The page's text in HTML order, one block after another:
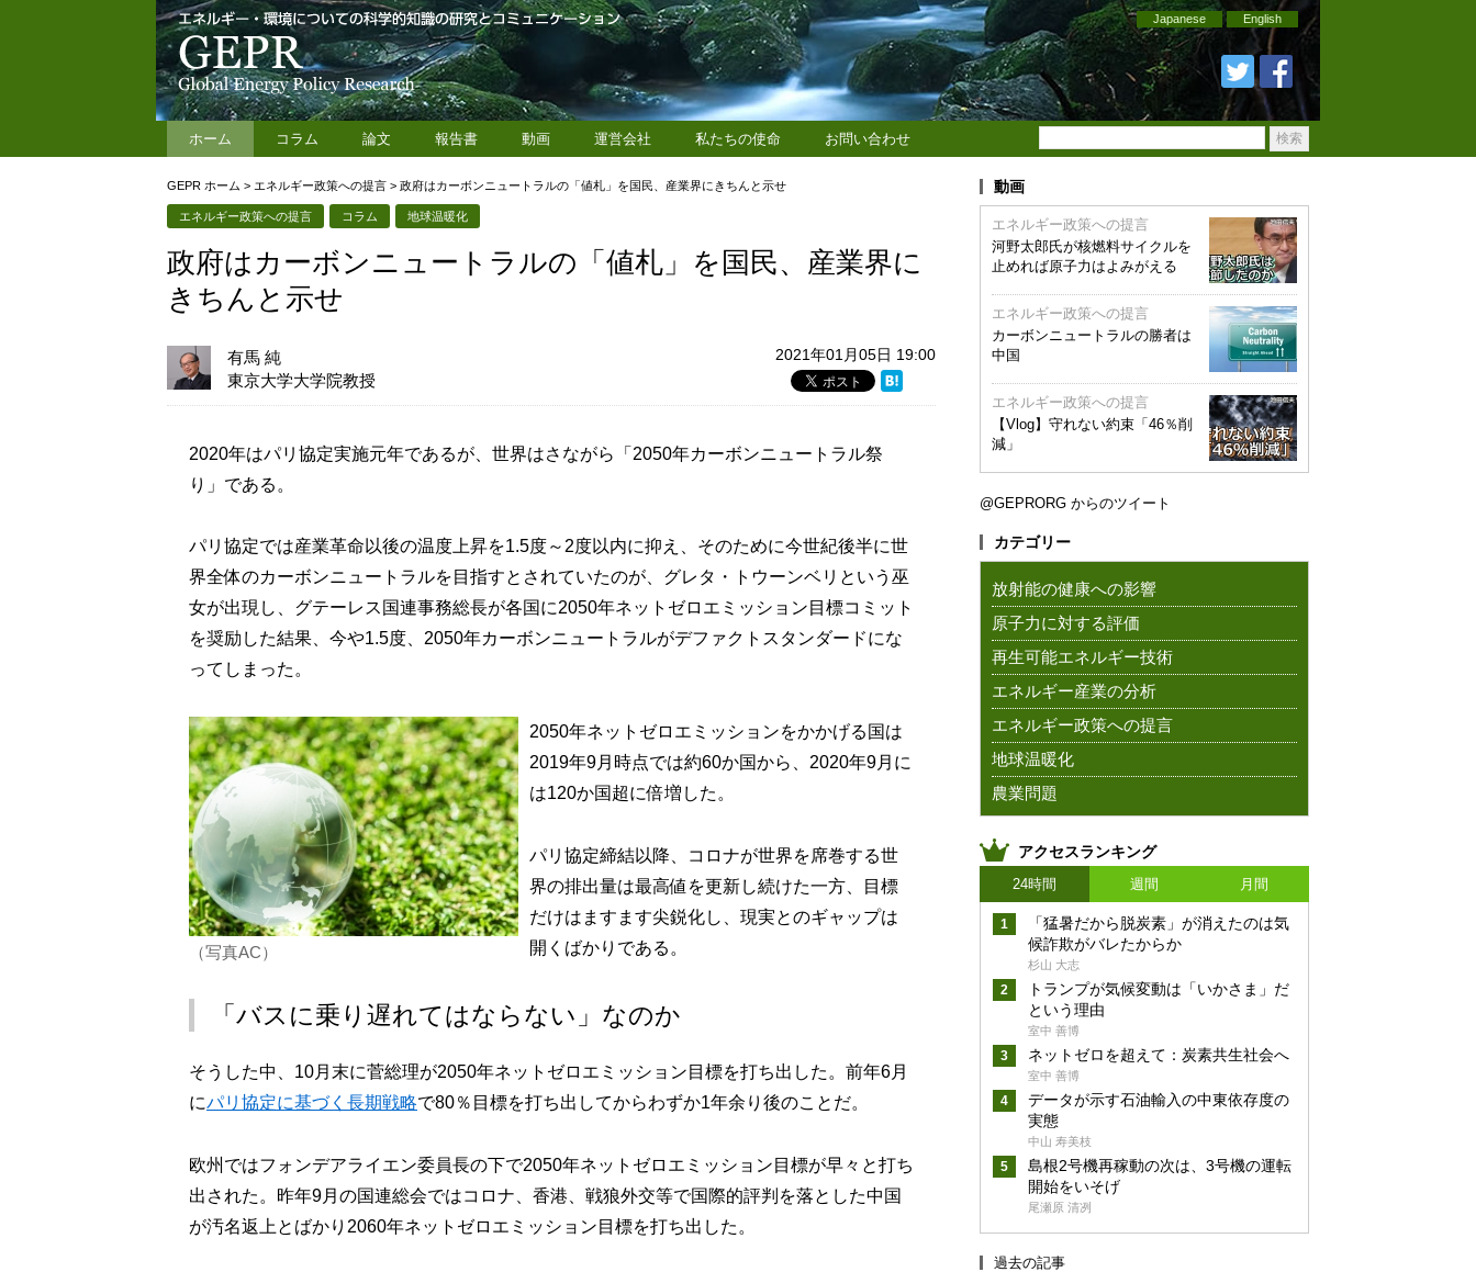
Japanese English
ホーム コラム 論文 報告書 動画 運営会社 私たちの使命 お問い合わせ
GEPR ホーム > エネルギー政策への提言 > 政府はカーボンニュートラルの「値札」を国民、産業界にきちんと示せ
エネルギー政策への提言 コラム 地球温暖化
政府はカーボンニュートラルの「値札」を国民、産業界に
きちんと示せ
2021年01月05日 19:00
有馬 純
東京大学大学院教授
2020年はパリ協定実施元年であるが、世界はさながら「2050年カーボンニュートラル祭
り」である。
パリ協定では産業革命以後の温度上昇を1.5度～2度以内に抑え、そのために今世紀後半に世
界全体のカーボンニュートラルを目指すとされていたのが、グレタ・トウーンベリという巫
女が出現し、グテーレス国連事務総長が各国に2050年ネットゼロエミッション目標コミット
を奨励した結果、今や1.5度、2050年カーボンニュートラルがデファクトスタンダードにな
ってしまった。
（写真AC）
2050年ネットゼロエミッションをかかげる国は
2019年9月時点では約60か国から、2020年9月に
は120か国超に倍増した。
パリ協定締結以降、コロナが世界を席巻する世
界の排出量は最高値を更新し続けた一方、目標
だけはますます尖鋭化し、現実とのギャップは
開くばかりである。
「バスに乗り遅れてはならない」なのか
そうした中、10月末に菅総理が2050年ネットゼロエミッション目標を打ち出した。前年6月
にパリ協定に基づく長期戦略で80％目標を打ち出してからわずか1年余り後のことだ。
欧州ではフォンデアライエン委員長の下で2050年ネットゼロエミッション目標が早々と打ち
出された。昨年9月の国連総会ではコロナ、香港、戦狼外交等で国際的評判を落とした中国
が汚名返上とばかり2060年ネットゼロエミッション目標を打ち出した。
動画
エネルギー政策への提言
河野太郎氏が核燃料サイクルを
止めれば原子力はよみがえる
エネルギー政策への提言
カーボンニュートラルの勝者は
中国
エネルギー政策への提言
【Vlog】守れない約束「46％削
減」
@GEPRORG からのツイート
カテゴリー
放射能の健康への影響
原子力に対する評価
再生可能エネルギー技術
エネルギー産業の分析
エネルギー政策への提言
地球温暖化
農業問題
アクセスランキング
24時間 週間 月間
「猛暑だから脱炭素」が消えたのは気
候詐欺がバレたからか
杉山 大志
トランプが気候変動は「いかさま」だ
という理由
室中 善博
ネットゼロを超えて：炭素共生社会へ
室中 善博
データが示す石油輸入の中東依存度の
実態
中山 寿美枝
島根2号機再稼動の次は、3号機の運転
開始をいそげ
尾瀬原 清冽
過去の記事